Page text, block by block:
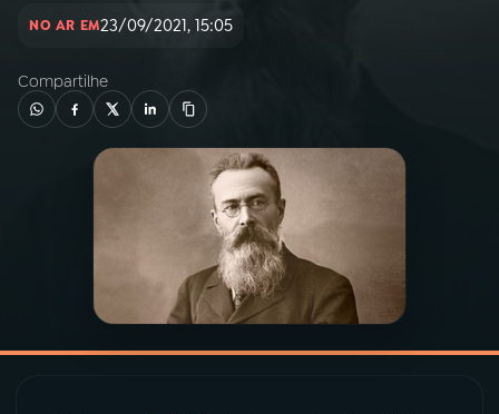
INÍCIO
02A RÁDIO
PROGRAMAÇÃO
PODCASTS
NO AR EM23/09/2021, 15:05
Compartilhe